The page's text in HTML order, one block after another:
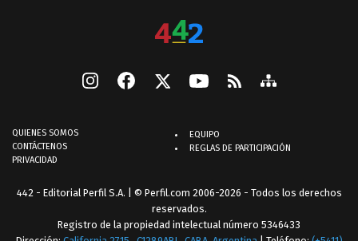
QUIENES SOMOS
CONTÁCTENOS
PRIVACIDAD
EQUIPO
REGLAS DE PARTICIPACIÓN
442 - Editorial Perfil S.A. | © Perfil.com 2006-2026 - Todos los derechos
reservados.
Registro de la propiedad intelectual número 5346433